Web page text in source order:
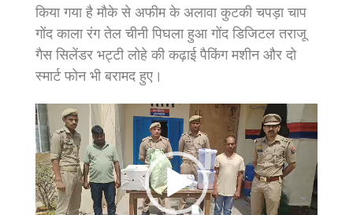
किया गया है मौके से अफीम के अलावा कुटकी चपड़ा चाप
गोंद काला रंग तेल चीनी पिघला हुआ गोंद डिजिटल तराजू
गैस सिलेंडर भट्टी लोहे की कढ़ाई पैकिंग मशीन और दो
स्मार्ट फोन भी बरामद हुए।
Video
Player